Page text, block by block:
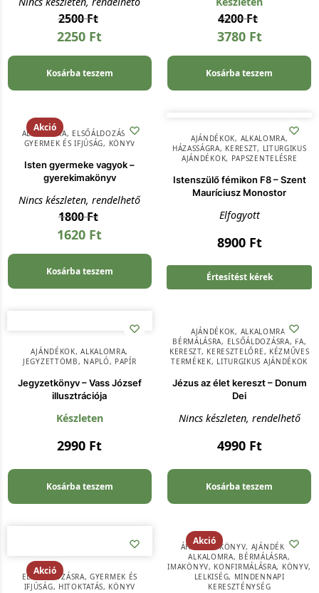
2500Ft
2250 Ft
Kosárba teszem
4200Ft
3780 Ft
Kosárba teszem
Akció
ALKALOMRA, ELSŐÁLDOZÁSRA,
GYERMEK ÉS IFJÚSÁG, KÖNYV
Isten gyermeke vagyok –
gyerekimakönyv
Nincs készleten, rendelhető
1800Ft
1620 Ft
Kosárba teszem
AJÁNDÉKOK, ALKALOMRA,
HÁZASSÁGRA, KERESZT, LITURGIKUS
AJÁNDÉKOK, PAPSZENTELÉSRE
Istenszülő fémikon F8 – Szent
Mauríciusz Monostor
Elfogyott
8900 Ft
Értesítést kérek
AJÁNDÉKOK,ALKALOMRA,
JEGYZETTÖMB, NAPLÓ, PAPÍR
Jegyzetkönyv – Vass József
illusztrációja
Készleten
2990 Ft
Kosárba teszem
AJÁNDÉKOK, ALKALOMRA
BÉRMÁLÁSRA, ELSŐÁLDOZÁSRA, FA,
KERESZT, KERESZTELŐRE, KÉZMŰVES
TERMÉKEK, LITURGIKUS AJÁNDÉKOK
Jézus az élet kereszt – Donum
Dei
Nincs készleten, rendelhető
4990 Ft
Kosárba teszem
Akció
ELSŐÁLDOZÁSRA,GYERMEK ÉS
IFJÚSÁG, HITOKTATÁS, KÖNYV
Akció
ÁHITATOS KÖNYV, AJÁNDÉKOK,
ALKALOMRA, BÉRMÁLÁSRA,
IMAKÖNYV, KONFIRMÁLÁSRA, KÖNYV,
LELKISÉG, MINDENNAPI
KERESZTÉNYSÉG